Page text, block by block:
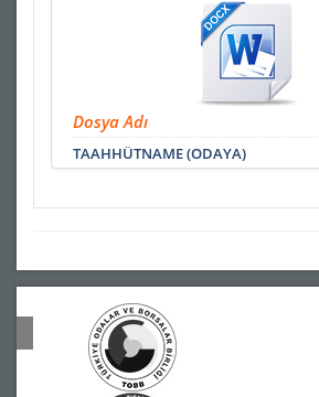
Dosya Adı
TAAHHÜTNAME (ODAYA)